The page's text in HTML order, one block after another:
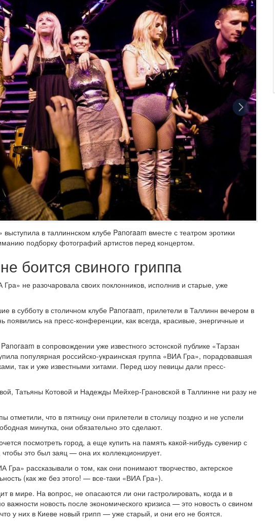
в таллиннском клубе Panoraam вместе с театром эротики
подборку фотографий артистов перед концертом.
не боится свиного гриппа
не разочаровала своих поклонников, исполнив и старые, уже
в субботу в столичном клубе Panoraam, прилетели в Таллинн вечером в
на пресс-конференции, как всегда, красивые, энергичные и
в сопровождении уже известного эстонской публике «Тарзан
популярная российско-украинская группа «ВИА Гра», порадовавшая
так и уже известными хитами. Перед шоу певицы дали пресс-
Татьяны Ко­то­вой и Надежды Мейхер-Гра­новской в Таллинне ни разу не
отметили, что в пят­ницу они прилетели в столицу поздно и не успели
минут­ка, они обязательно это сделают.
посмотреть город, а еще купить на память какой-нибудь сувенир с
это был заяц — она их коллекционирует.
рассказывали о том, как они понима­ют творчество, актерское
(как же без этого! — все-таки «ВИА Гра»).
в мире. На вопрос, не опасаются ли они гастролировать, когда и в
важности новость после экономического кризиса — это новость о свином
у них в Киеве новый грипп — уже старый, и они его не боятся.